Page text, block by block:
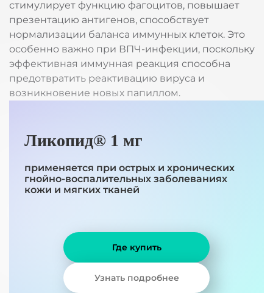
стимулирует функцию фагоцитов, повышает
презентацию антигенов, способствует
нормализации баланса иммунных клеток. Это
особенно важно при ВПЧ-инфекции, поскольку
эффективная иммунная реакция способна
предотвратить реактивацию вируса и
возникновение новых папиллом.
Ликопид® 1 мг
применяется при острых и хронических
гнойно-воспалительных заболеваниях
кожи и мягких тканей
Где купить
Узнать подробнее